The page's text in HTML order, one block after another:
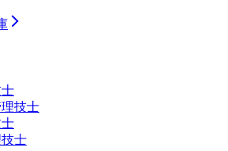
技士
士